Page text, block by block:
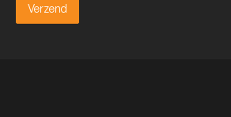
Verzend
Verzend